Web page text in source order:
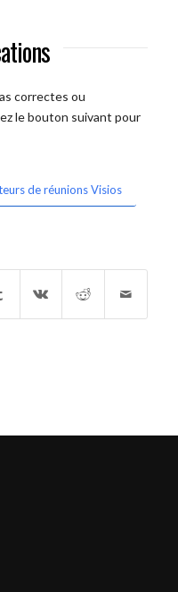
correctes ou
le bouton suivant pour
de réunions Visios